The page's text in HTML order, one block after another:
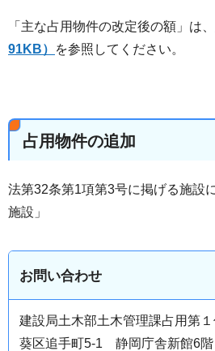
「主な占用物件の改定後の額」は、
91KB）
を参照してください。
占用物件の追加
法第32条第1項第3号に掲げる施設
施設」
お問い合わせ
建設局土木部土木管理課占用第
葵区追手町5-1 静岡庁舎新館6階